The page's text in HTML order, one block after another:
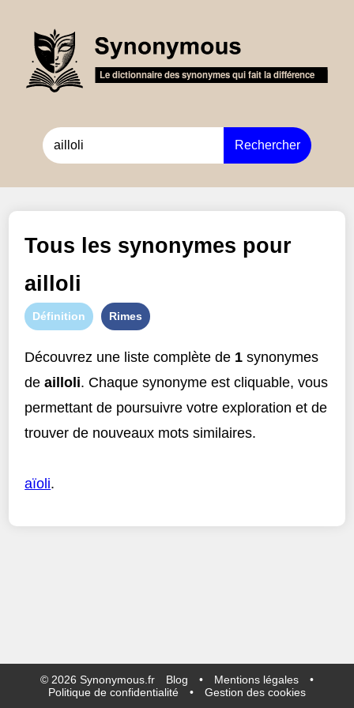
Rechercher
Tous les synonymes pour
ailloli
Définition Rimes
Découvrez une liste complète de 1 synonymes
deailloli. Chaque synonyme est cliquable, vous
permettant de poursuivre votre exploration et de
trouver de nouveaux mots similaires.
aïoli.
© 2026 Synonymous.fr Blog • Mentions légales
•
Politique de confidentialité
• Gestion des cookies